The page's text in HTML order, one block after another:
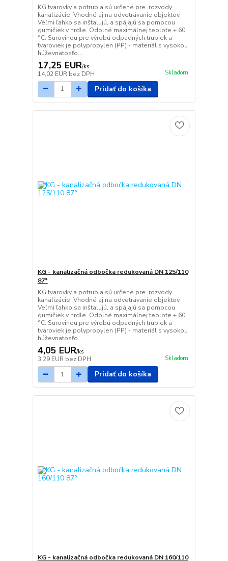
KG tvarovky a potrubia sú určené pre rozvody
kanalizácie. Vhodné aj na odvetrávanie objektov.
Veľmi ľahko sa inštalujú, a spájajú sa pomocou
gumičiek v hrdle. Odolné maximálnej teplote + 60
°C. Surovinou pre výrobú odpadných trubiek a
tvaroviek je polypropylen (PP) - materiál s vysokou
húževnatosťo...
17,25 EUR/ks
14,02 EUR bez DPH Skladom
Pridať do košíka
KG - kanalizačná odbočka redukovaná DN 125/110
87°
KG tvarovky a potrubia sú určené pre rozvody
kanalizácie. Vhodné aj na odvetrávanie objektov.
Veľmi ľahko sa inštalujú, a spájajú sa pomocou
gumičiek v hrdle. Odolné maximálnej teplote + 60
°C. Surovinou pre výrobú odpadných trubiek a
tvaroviek je polypropylen (PP) - materiál s vysokou
húževnatosťo...
4,05 EUR/ks
3,29 EUR bez DPH Skladom
Pridať do košíka
KG - kanalizačná odbočka redukovaná DN 160/110